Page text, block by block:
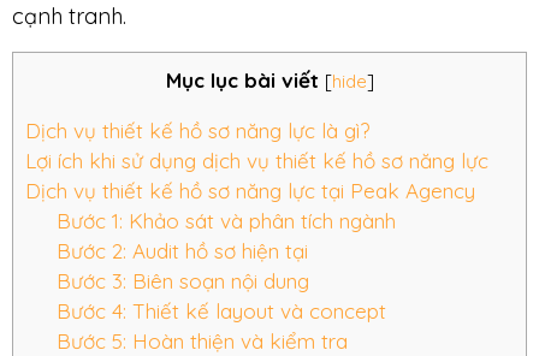
cạnh tranh.
Mục lục bài viết [hide]
Dịch vụ thiết kế hồ sơ năng lực là gì?
Lợi ích khi sử dụng dịch vụ thiết kế hồ sơ năng lực
Dịch vụ thiết kế hồ sơ năng lực tại Peak Agency
Bước 1: Khảo sát và phân tích ngành
Bước 2: Audit hồ sơ hiện tại
Bước 3: Biên soạn nội dung
Bước 4: Thiết kế layout và concept
Bước 5: Hoàn thiện và kiểm tra